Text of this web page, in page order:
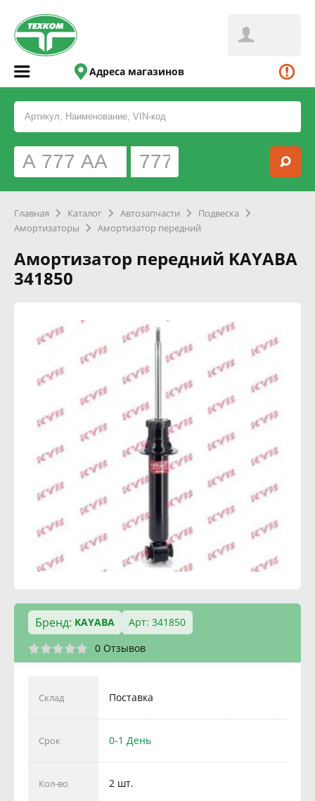
Адреса магазинов
Главная Каталог Автозапчасти
Подвеска
Амортизаторы
Амортизатор передний
Амортизатор передний KAYABA
341850
Бренд: KAYABA
Арт: 341850
0 Отзывов
Склад Поставка
Срок 0-1 День
Кол-во 2 шт.